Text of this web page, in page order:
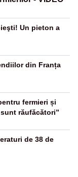
Un pieton a
din Franța
fermieri și
răufăcători”
de 38 de